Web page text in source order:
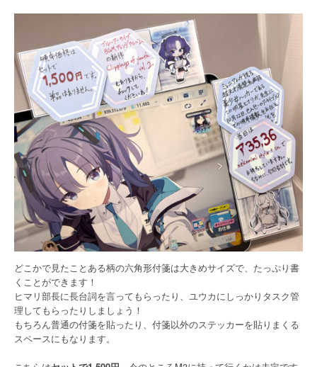
どこかで見たことある柄の六角形付箋は大きめサイズで、たっぷり書
くことができます！
ヒマリ部長に長台詞を言ってもらったり、ユウカにしっかりタスク管
理してもらったりしましょう！
もちろん普通の付箋を貼ったり、付箋以外のステッカーを貼りまくる
スペースにもなります。